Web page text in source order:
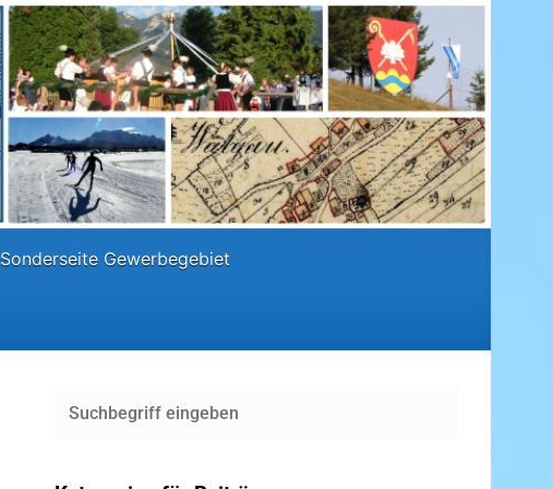
Sonderseite Gewerbegebiet